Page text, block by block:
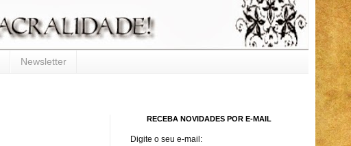
Newsletter
RECEBA NOVIDADES POR E-MAIL
Digite o seu e-mail: